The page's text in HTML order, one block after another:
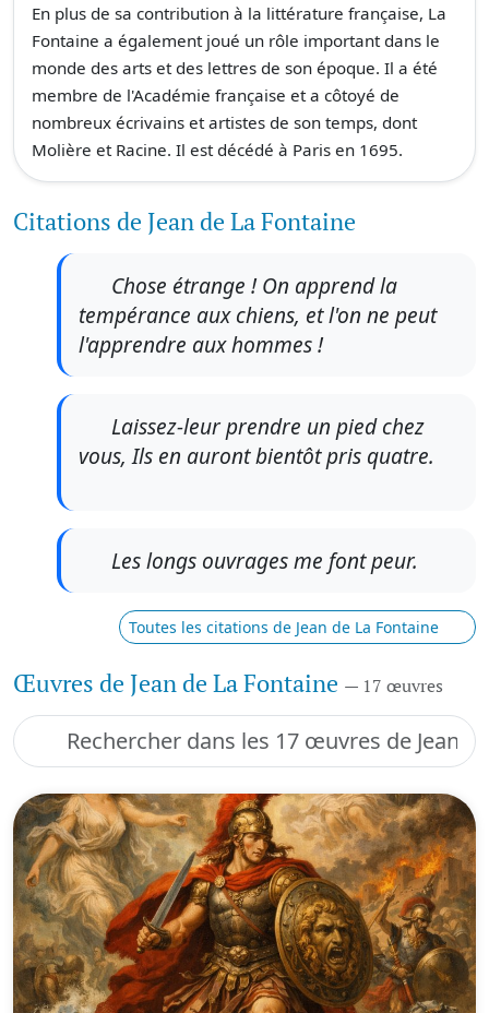
En plus de sa contribution à la littérature française, La
Fontaine a également joué un rôle important dans le
monde des arts et des lettres de son époque. Il a été
membre de l'Académie française et a côtoyé de
nombreux écrivains et artistes de son temps, dont
Molière et Racine. Il est décédé à Paris en 1695.
Citations de Jean de La Fontaine
Chose étrange ! On apprend la
tempérance aux chiens, et l'on ne peut
l'apprendre aux hommes !
Laissez-leur prendre un pied chez
vous, Ils en auront bientôt pris quatre.
Les longs ouvrages me font peur.
Toutes les citations de Jean de La Fontaine
Œuvres de Jean de La Fontaine — 17 œuvres